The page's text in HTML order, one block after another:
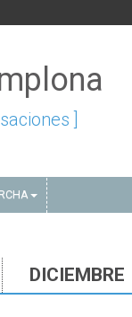
]
DICIEMBRE